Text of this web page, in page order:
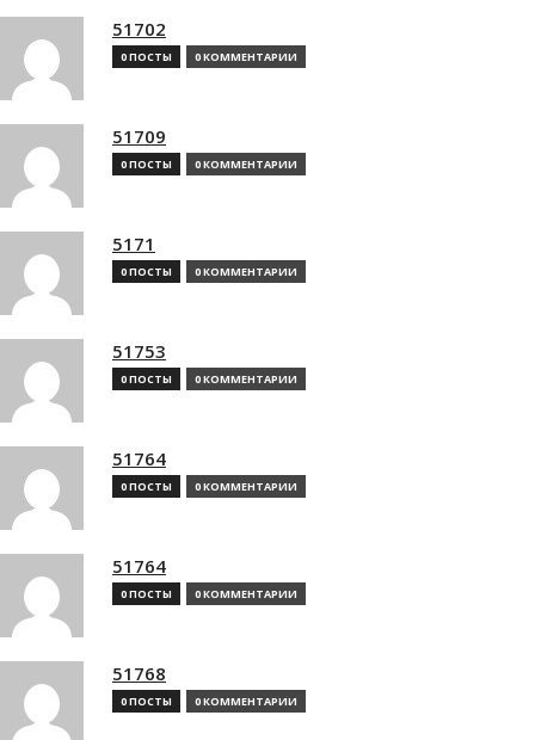
51702
0 ПОСТЫ 0 КОММЕНТАРИИ
51709
0 ПОСТЫ 0 КОММЕНТАРИИ
5171
0 ПОСТЫ 0 КОММЕНТАРИИ
51753
0 ПОСТЫ 0 КОММЕНТАРИИ
51764
0 ПОСТЫ 0 КОММЕНТАРИИ
51764
0 ПОСТЫ 0 КОММЕНТАРИИ
51768
0 ПОСТЫ 0 КОММЕНТАРИИ